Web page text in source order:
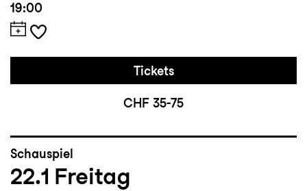
19:00
Tickets
CHF 35-75
Schauspiel
22.1 Freitag